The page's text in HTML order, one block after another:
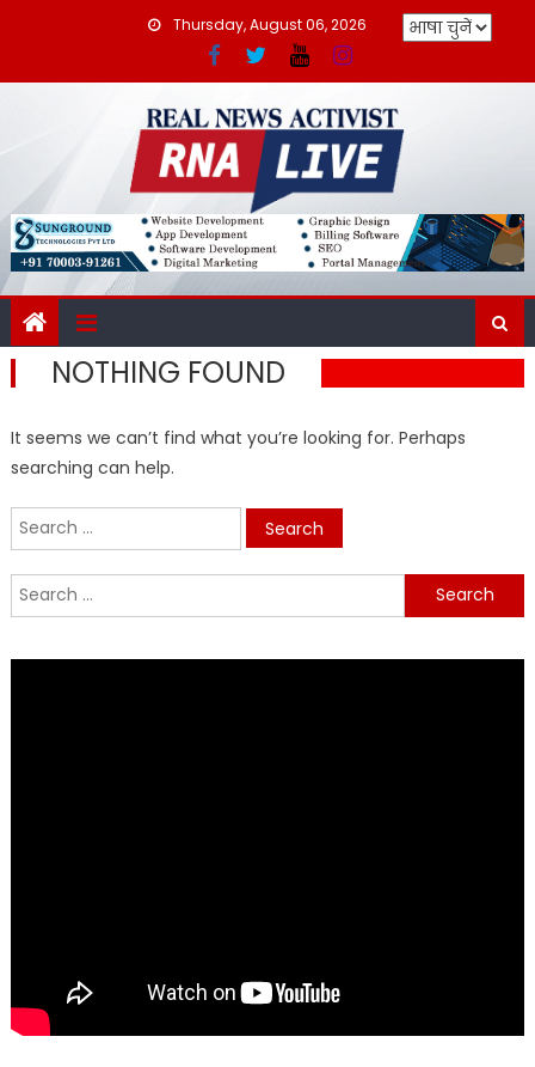
Thursday, August 06, 2026
NOTHING FOUND
It seems we can’t find what you’re looking for. Perhaps
searching can help.
Search
for:
Search
for: